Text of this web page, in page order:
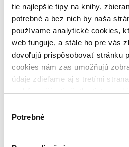
tie najlepšie tipy na knihy,
potrebné a bez nich by naša
používame analytické cookies,
web funguje, a stále ho pre vás
dovoľujú prispôsobovať stránku
cookies nám zas umožňujú
údaje zdieľame aj s tretími
súhlasu
Potrebné